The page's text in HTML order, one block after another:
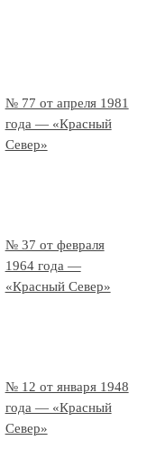
№ 77 от апреля 1981
года — «Красный
Север»
№ 37 от февраля
1964 года —
«Красный Север»
№ 12 от января 1948
года — «Красный
Север»